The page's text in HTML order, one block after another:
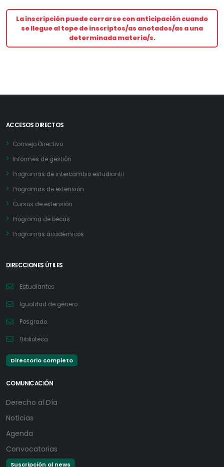
La inscripción puede cerrarse con anticipación cuando
se llegue al tope de inscriptos/as anotados/as a una
determinada materia/s.
ACCESOS DIRECTOS
Consejo Directivo
Informes de gestión
Programas de intercambio estudiantil
Programas de extensión
Cursos de extensión
Programa de becas
Programas académicos
DIRECCIONES ÚTILES
Estudiantes
Igualdad de género
Posgrado
Biblioteca
Directorio completo
COMUNICACIÓN
Derecho al Día
Noticias
Agenda
Convocatorias
Suscripción al news